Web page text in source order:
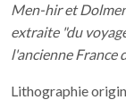
Men-hir et
extraite "du
l'ancienne France
Lithographie